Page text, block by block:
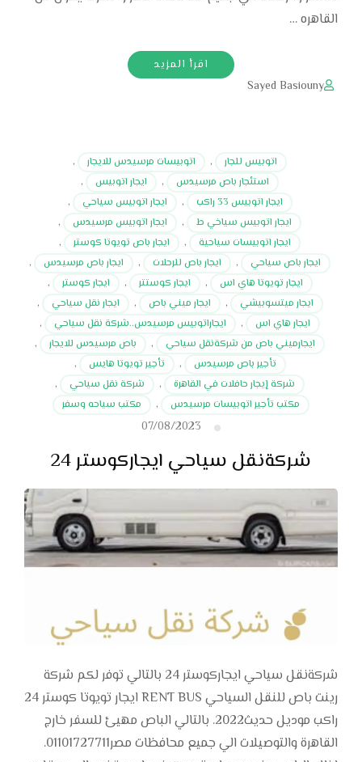
القاهره …
اقرأ المزيد
Sayed Basiouny
اتوبيس للجار , اتوبيسات مرسيدس للايجار
,
استئجار باص مرسيدس
, ايجار اتوبيس
,
ايجار اتوبيس 33 راكب
, ايجار اتوبيس سياحي
,
ايجار اتوبيس سياخي ط
, ايجار اتوبيس مرسيدس
,
ايجار اتوبيسات سياحية
, ايجار باص تويوتا كوستر
,
ايجار باص سياحي
, ايجار باص للرحلات , ايجار باص مرسيدس
,
ايجار تويوتا هاي اس
, ايجار كوستتر , ايجار كوستر
,
ايجار ميتسوبيشي
, ايجار ميني باص , ايجار نقل سياحي
,
ايجار هاي اس
, ايجاراتوبيس مرسيدس..شركة نقل سياحي
,
ايجارميني باص من شركةنقل سياحي
, باص مرسيدس للايجار
,
تأجير باص مرسيدس
, تأجير تويوتا هايس
,
شركة إيجار حافلات في القاهرة
, شركة نقل سياحي
,
مكتب تأجير اتوبيسات مرسيدس
, مكتب سياحه وسفر
07/08/2023
شركةنقل سياحي ايجاركوستر 24
شركةنقل سياحي ايجاركوستر 24 بالتالي توفر لكم شركة
رينت باص للنقل السياحي RENT BUS ايجار تويوتا كوستر 24
راكب موديل حديث2022. بالتالي الباص مهيئ للسفر خارج
القاهرة والتوصيلات الي جميع محافظات مصر01101727711.